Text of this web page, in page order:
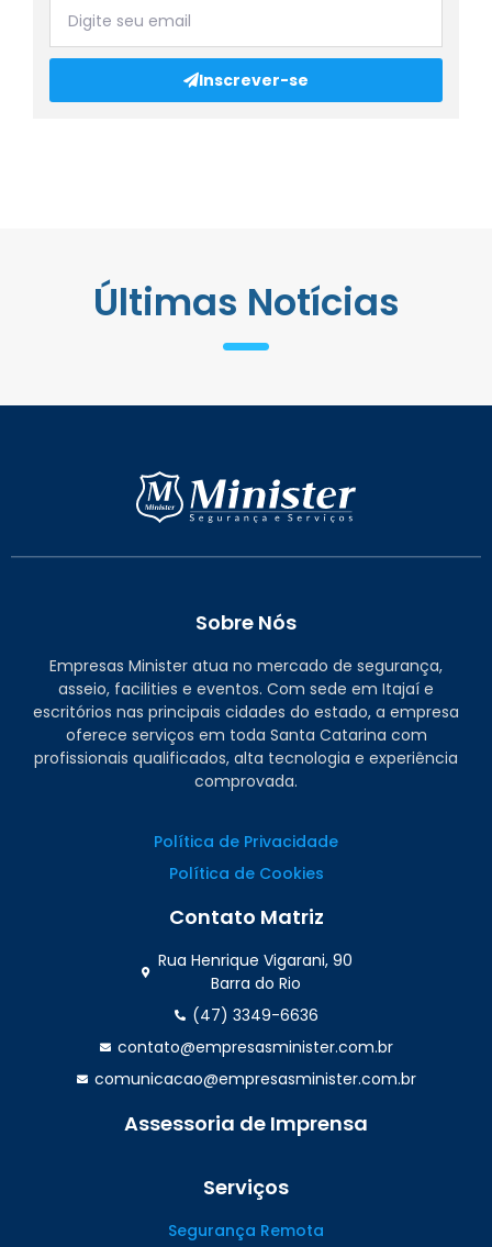
Inscrever-se
Últimas Notícias
Sobre Nós
Empresas Minister atua no mercado de segurança,
asseio, facilities e eventos. Com sede em Itajaí e
escritórios nas principais cidades do estado, a empresa
oferece serviços em toda Santa Catarina com
profissionais qualificados, alta tecnologia e experiência
comprovada.
Política de Privacidade
Política de Cookies
Contato Matriz
Rua Henrique Vigarani, 90
Barra do Rio
(47) 3349-6636
contato@empresasminister.com.br
comunicacao@empresasminister.com.br
(47) 99988.4642
Assessoria de Imprensa
Serviços
Segurança Remota